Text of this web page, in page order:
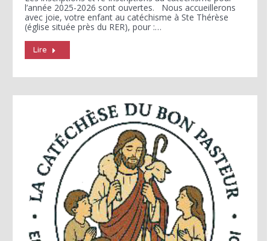
l’année 2025-2026 sont ouvertes. Nous accueillerons
avec joie, votre enfant au catéchisme à Ste Thérèse
(église située près du RER), pour :…
Lire